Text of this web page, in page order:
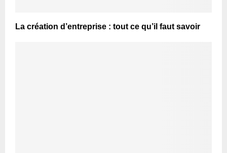
La création d’entreprise : tout ce qu’il faut savoir